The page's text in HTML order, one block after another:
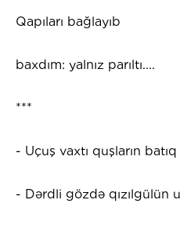
Qapıları bağlayıb
baxdım: yalnız parıltı....
***
- Uçuş vaxtı quşların
- Dərdli gözdə qızılgülün